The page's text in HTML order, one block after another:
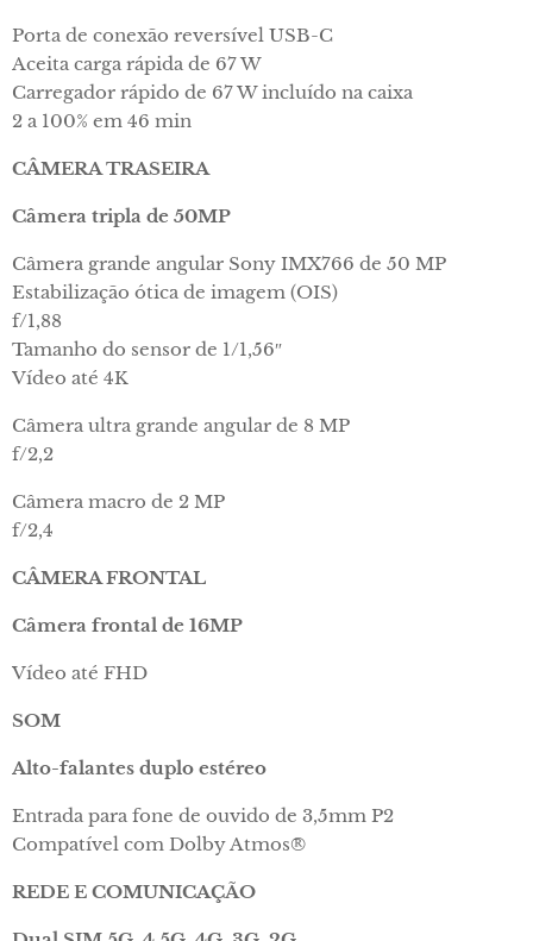
Porta de conexão reversível USB-C
Aceita carga rápida de 67 W
Carregador rápido de 67 W incluído na caixa
2 a 100% em 46 min
CÂMERA TRASEIRA
Câmera tripla de 50MP
Câmera grande angular Sony IMX766 de 50 MP
Estabilização ótica de imagem (OIS)
f/1,88
Tamanho do sensor de 1/1,56″
Vídeo até 4K
Câmera ultra grande angular de 8 MP
f/2,2
Câmera macro de 2 MP
f/2,4
CÂMERA FRONTAL
Câmera frontal de 16MP
Vídeo até FHD
SOM
Alto-falantes duplo estéreo
Entrada para fone de ouvido de 3,5mm P2
Compatível com Dolby Atmos®
REDE E COMUNICAÇÃO